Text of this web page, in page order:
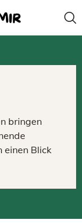
bringen
einen Blick